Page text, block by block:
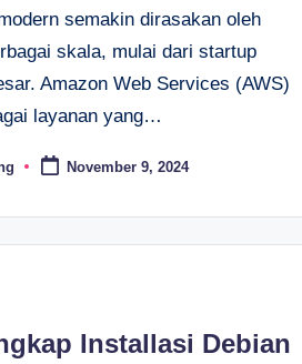
semakin dirasakan oleh
skala, mulai dari startup
Amazon Web Services (AWS)
layanan yang…
November 9, 2024
Installasi Debian